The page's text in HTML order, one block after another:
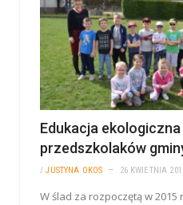
Edukacja ekologiczna
przedszkolaków
/JUSTYNA OKOS 26 KWIETNIA
W ślad za rozpoczętą w